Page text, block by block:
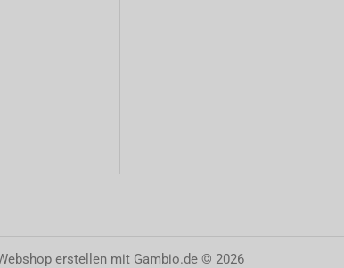
erstellen mit Gambio.de © 2026